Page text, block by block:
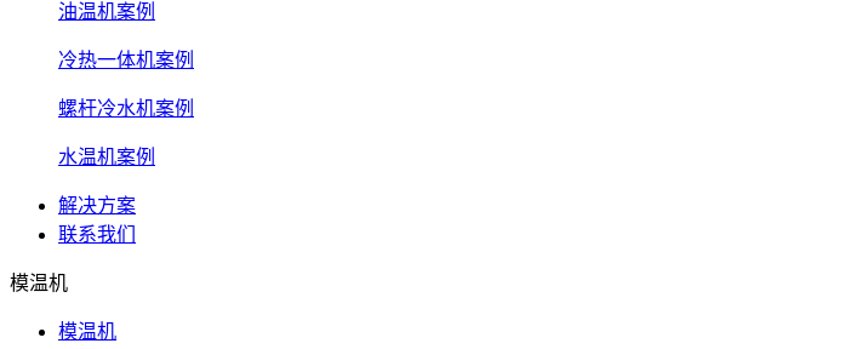
油温机案例
冷热一体机案例
螺杆冷水机案例
水温机案例
解决方案
联系我们
模温机
模温机